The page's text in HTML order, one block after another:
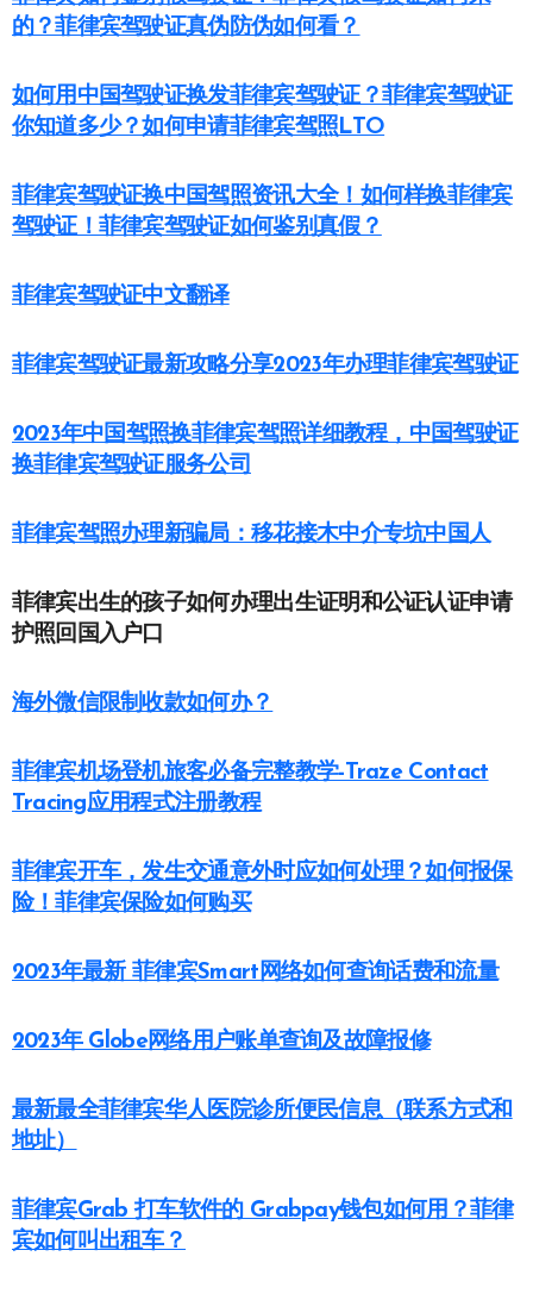
的？菲律宾驾驶证真伪防伪如何看？
如何用中国驾驶证换发菲律宾驾驶证？菲律宾驾驶证
你知道多少？如何申请菲律宾驾照LTO
菲律宾驾驶证换中国驾照资讯大全！如何样换菲律宾
驾驶证！菲律宾驾驶证如何鉴别真假？
菲律宾驾驶证中文翻译
菲律宾驾驶证最新攻略分享2023年办理菲律宾驾驶证
2023年中国驾照换菲律宾驾照详细教程，中国驾驶证
换菲律宾驾驶证服务公司
菲律宾驾照办理新骗局：移花接木中介专坑中国人
菲律宾出生的孩子如何办理出生证明和公证认证申请
护照回国入户口
海外微信限制收款如何办？
菲律宾机场登机旅客必备完整教学-Traze Contact
Tracing应用程式注册教程
菲律宾开车，发生交通意外时应如何处理？如何报保
险！菲律宾保险如何购买
2023年最新 菲律宾Smart网络如何查询话费和流量
2023年 Globe网络用户账单查询及故障报修
最新最全菲律宾华人医院诊所便民信息（联系方式和
地址）
菲律宾Grab 打车软件的 Grabpay钱包如何用？菲律
宾如何叫出租车？